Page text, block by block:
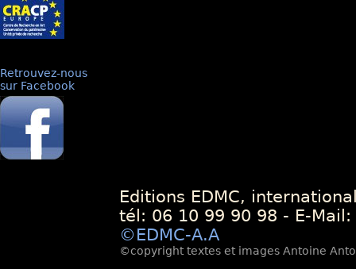
Retrouvez-nous
sur Facebook
Editions EDMC,
tél: 06 10 99 90 98 - E-Mail:
©EDMC-A.A
©copyright textes et images Antoine